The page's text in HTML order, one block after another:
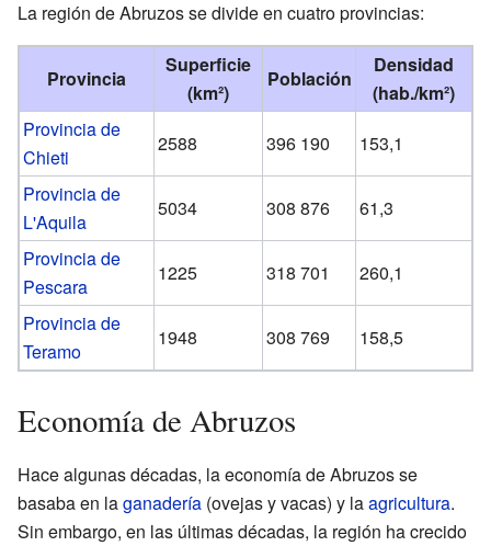
La región de Abruzos se divide en cuatro provincias:
Provincia
Superficie
(km²)
Población
Densidad
(hab./km²)
Provincia de
Chieti
2588 396 190
153,1
Provincia de
L'Aquila
5034 308 876
61,3
Provincia de
Pescara
1225 318 701
260,1
Provincia de
Teramo
1948 308 769 158,5
Economía de Abruzos
Hace algunas décadas, la economía de Abruzos se
basaba en laganadería (ovejas y vacas) y laagricultura.
Sin embargo, en las últimas décadas, la región ha crecido